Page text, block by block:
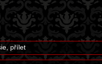
přílet